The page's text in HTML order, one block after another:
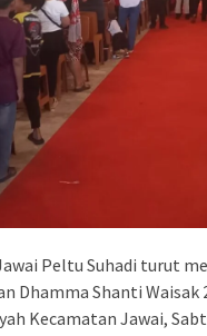
Peltu Suhadi turut
Dhamma Shanti
Kecamatan Jawai,